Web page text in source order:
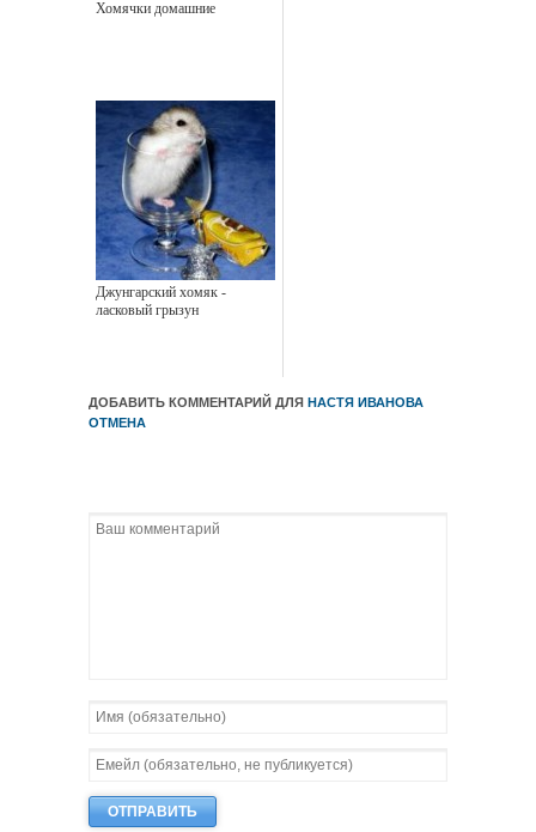
Хомячки домашние
Джунгарский хомяк -
ласковый грызун
ДОБАВИТЬ КОММЕНТАРИЙ ДЛЯ НАСТЯ ИВАНОВА
ОТМЕНА